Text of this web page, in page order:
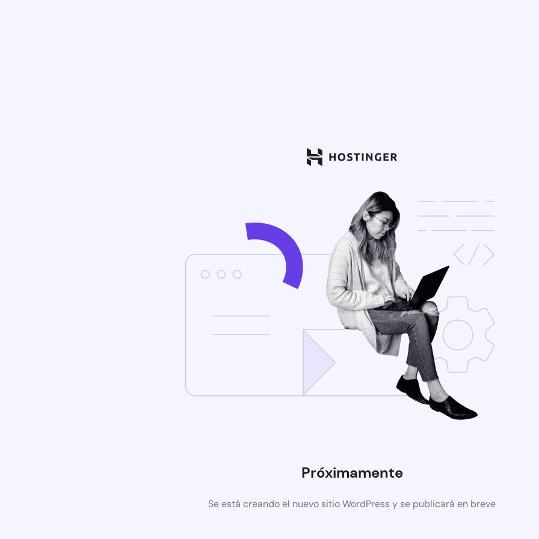
Próximamente
Se está creando el nuevo sitio WordPress y se publicará en breve